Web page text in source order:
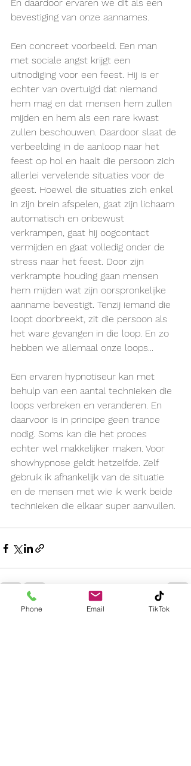
En daardoor ervaren we dit als een
bevestiging van onze aannames.
Een concreet voorbeeld. Een man
met sociale angst krijgt een
uitnodiging voor een feest. Hij is er
echter van overtuigd dat niemand
hem mag en dat mensen hem zullen
mijden en hem als een rare kwast
zullen beschouwen. Daardoor slaat de
verbeelding in de aanloop naar het
feest op hol en haalt die persoon zich
allerlei vervelende situaties voor de
geest. Hoewel die situaties zich enkel
in zijn brein afspelen, gaat zijn lichaam
automatisch en onbewust
verkrampen, gaat hij oogcontact
vermijden en gaat volledig onder de
stress naar het feest. Door zijn
verkrampte houding gaan mensen
hem mijden wat zijn oorspronkelijke
aanname bevestigt. Tenzij iemand die
loopt doorbreekt, zit die persoon als
het ware gevangen in die loop. En zo
hebben we allemaal onze loops...
Een ervaren hypnotiseur kan met
behulp van een aantal technieken die
loops verbreken en veranderen. En
daarvoor is in principe geen trance
nodig. Soms kan die het proces
echter wel makkelijker maken. Voor
showhypnose geldt hetzelfde. Zelf
gebruik ik afhankelijk van de situatie
en de mensen met wie ik werk beide
technieken die elkaar super aanvullen.
Phone Email TikTok